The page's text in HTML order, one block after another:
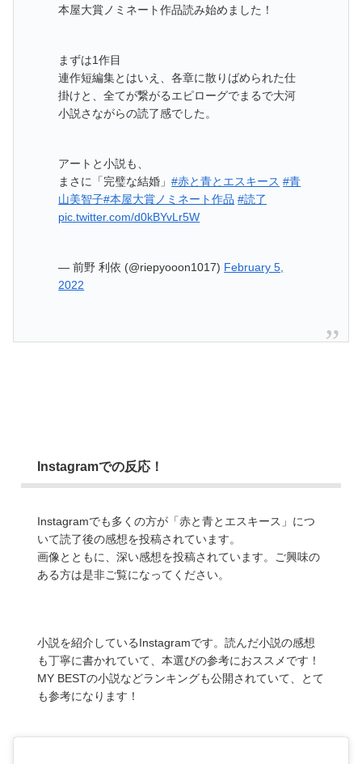
本屋大賞ノミネート作品読み始めました！
まずは1作目
連作短編集とはいえ、各章に散りばめられた仕
掛けと、全てが繋がるエピローグでまるで大河
小説さながらの読了感でした。
アートと小説も、
まさに「完璧な結婚」#赤と青とエスキース #青
山美智子#本屋大賞ノミネート作品 #読了
pic.twitter.com/d0kBYvLr5W
— 前野 利依 (@riepyooon1017) February 5,
2022
Instagramでの反応！
Instagramでも多くの方が「赤と青とエスキース」につ
いて読了後の感想を投稿されています。
画像とともに、深い感想を投稿されています。ご興味の
ある方は是非ご覧になってください。
小説を紹介しているInstagramです。読んだ小説の感想
も丁寧に書かれていて、本選びの参考におススメです！
MY BESTの小説などランキングも公開されていて、とて
も参考になります！